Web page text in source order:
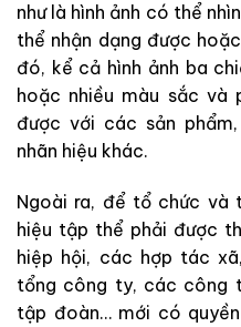
như là hình ảnh có thể
thể nhận dạng được
đó, kể cả hình ảnh ba
hoặc nhiều màu sắc và
được với các sản
nhãn hiệu khác.
Ngoài ra, để tổ chức và
hiệu tập thể phải được
hiệp hội, các hợp tác
tổng công ty, các công
tập đoàn… mới có